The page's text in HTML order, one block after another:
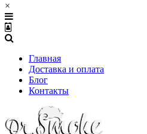
×
Главная
Доставка и оплата
Блог
Контакты